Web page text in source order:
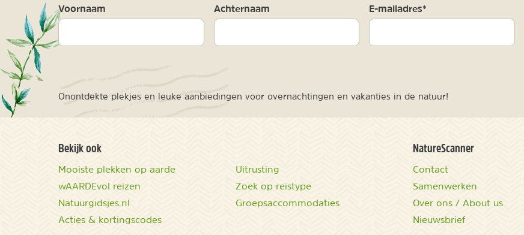
Voornaam Achternaam E-mailadres*
Onontdekte plekjes en leuke aanbiedingen voor overnachtingen en vakanties in de natuur!
Bekijk ook
Mooiste plekken op aarde
wAARDEvol reizen
Natuurgidsjes.nl
Acties & kortingscodes
Uitrusting
Zoek op reistype
Groepsaccommodaties
NatureScanner
Contact
Samenwerken
Over ons / About us
Nieuwsbrief